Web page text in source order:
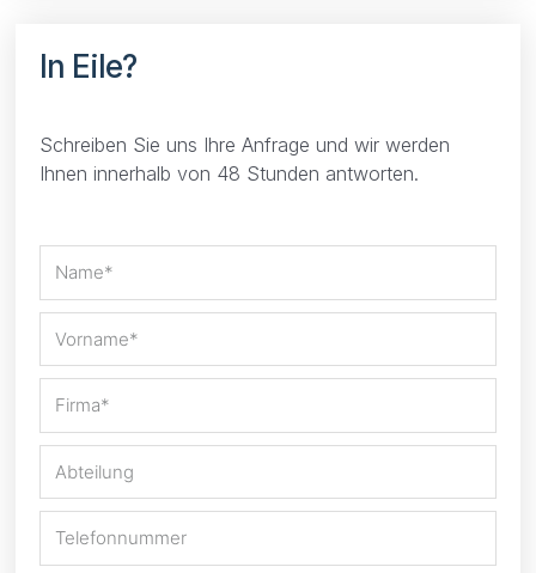
In Eile?
Schreiben Sie uns Ihre Anfrage und wir werden
Ihnen innerhalb von 48 Stunden antworten.